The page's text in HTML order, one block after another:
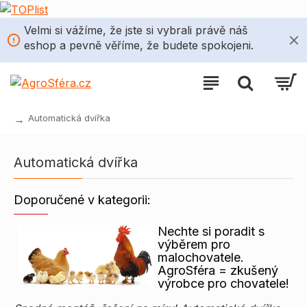
Velmi si vážíme, že jste si vybrali právě náš
eshop a pevně věříme, že budete spokojeni.
Automatická dvířka
Automatická dvířka
Doporučené v kategorii:
Nechte si poradit s
výběrem pro
malochovatele.
AgroSféra = zkušený
výrobce pro chovatele!